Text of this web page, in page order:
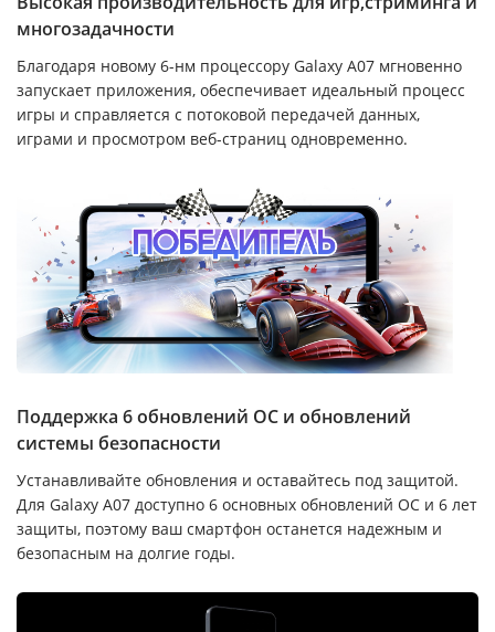
многозадачности
Благодаря новому 6-нм процессору Galaxy A07 мгновенно
запускает приложения, обеспечивает идеальный процесс
игры и справляется с потоковой передачей данных,
играми и просмотром веб-страниц одновременно.
Поддержка 6 обновлений ОС и обновлений
системы безопасности
Устанавливайте обновления и оставайтесь под защитой.
Для Galaxy A07 доступно 6 основных обновлений ОС и 6 лет
защиты, поэтому ваш смартфон останется надежным и
безопасным на долгие годы.